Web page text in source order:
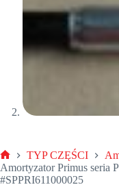
Strona
główna
TYP CZĘŚCI
Amortyzator Primus seria
#SPPRI611000025